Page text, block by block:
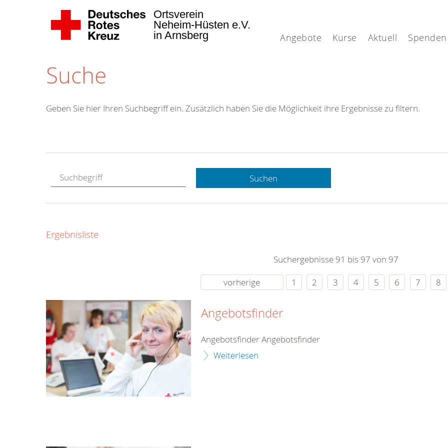
Angebote Kurse Aktuell Spenden
Ortsverein
Neheim-Hüsten e.V.
in Arnsberg
Suche
Deutsches Rotes
Hüsten
02932/9249351
neheim-
huesten[dot]de
Geben Sie hier Ihren Suchbegriff ein. Zusätzlich haben Sie die Möglichkeit ihre Ergebnisse zu filtern.
Suchen
Ergebnisliste
Suchergebnisse 91 bis 97 von 97
vorherige
1 2 3 4 5 6 7 8
Angebotsfinder
Angebotsfinder Angebotsfinder
Weiterlesen